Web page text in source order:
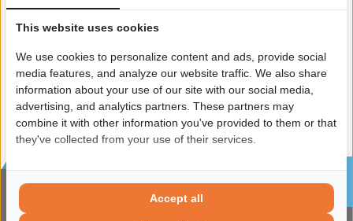
Materiaal:Keramiek
Enkel in combinatie met:FK92552
Product in orde:
Controleteken:E57-103R
Sinds 2002 de specialist in katalysatoren en
roetfilters
CONTACTGEGVENS
This website uses cookies
We use cookies to personalize content and ads, provide social
media features, and analyze our website traffic. We also share
information about your use of our site with our social media,
advertising, and analytics partners. These partners may
combine it with other information you've provided to them or that
they've collected from your use of their services.
Accept all